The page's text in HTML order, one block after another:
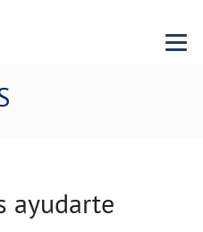
Menu
ayudarte